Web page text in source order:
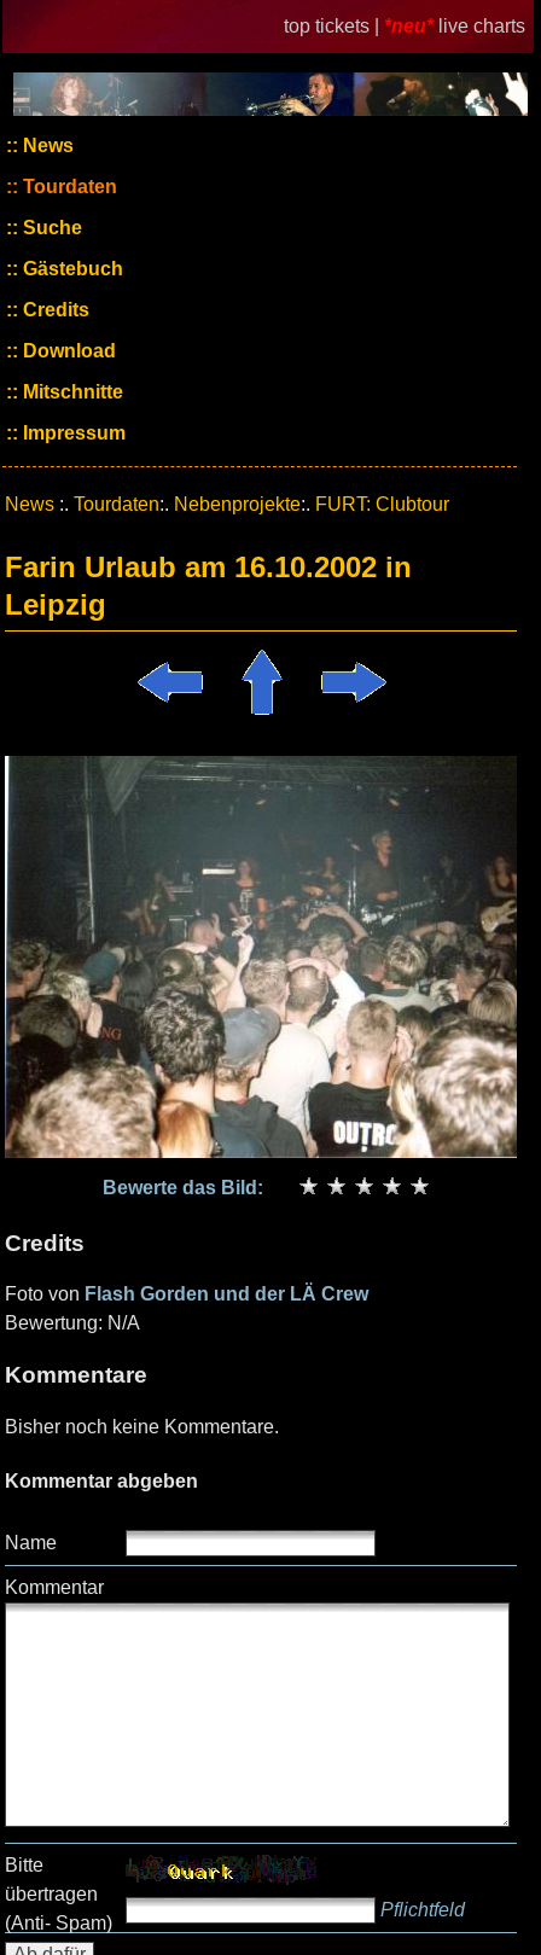
top tickets | *neu* live charts
News
Tourdaten
Suche
Gästebuch
Credits
Download
Mitschnitte
Impressum
News :. Tourdaten:. Nebenprojekte:. FURT: Clubtour
Farin Urlaub am 16.10.2002 in
Leipzig
Bewerte das Bild:
Credits
Foto von Flash Gorden und der LÄ Crew
Bewertung: N/A
Kommentare
Bisher noch keine Kommentare.
Kommentar abgeben
Name
Kommentar
Bitte
übertragen
(Anti- Spam)
Pflichtfeld